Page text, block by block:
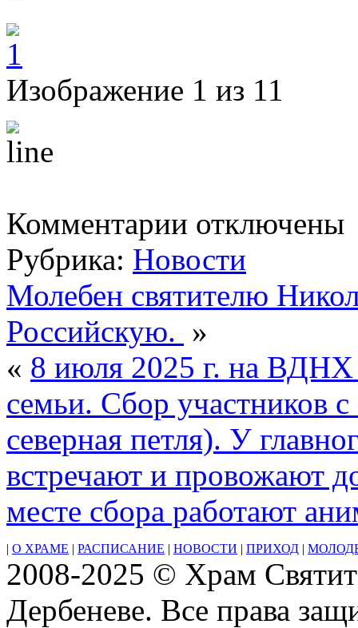
Изображение 1 из 11
Комментарии записи
Неделя
3-
по
Пятидесятнице
Апостольский
пост
Постный
календарь.
Глас
2-
йСвт.
Ти́хона,
епископа
Амафунтского
(425)прп.
Ти́хона
Медынского,
Калужского
(1492)прп.
Ти́хона
Лу́ховского,
Костромского,
чудотворца
прп.
отключены
Рубрика: Новости
Молебен святителю
Российскую. »
« 8 июля 2025 г. на ВДНХ
семьи. Сбор участников
северная петля). У
встречают и провожают
месте сбора работают
| О ХРАМЕ | РАСПИСАНИЕ | НОВОСТИ | ПРИХОД |
2008-2025 © Храм
Дербеневе. Все права